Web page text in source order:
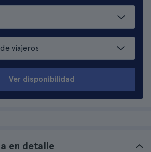
viajeros
Ver disponibilidad
en detalle